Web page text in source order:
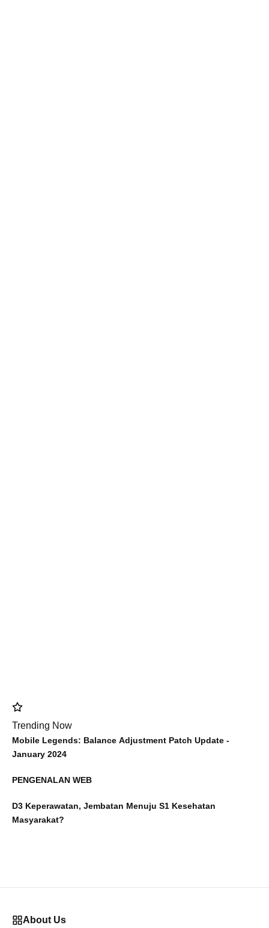
Trending Now
Mobile Legends: Balance Adjustment Patch Update -
January 2024
PENGENALAN WEB
D3 Keperawatan, Jembatan Menuju S1 Kesehatan
Masyarakat?
About Us